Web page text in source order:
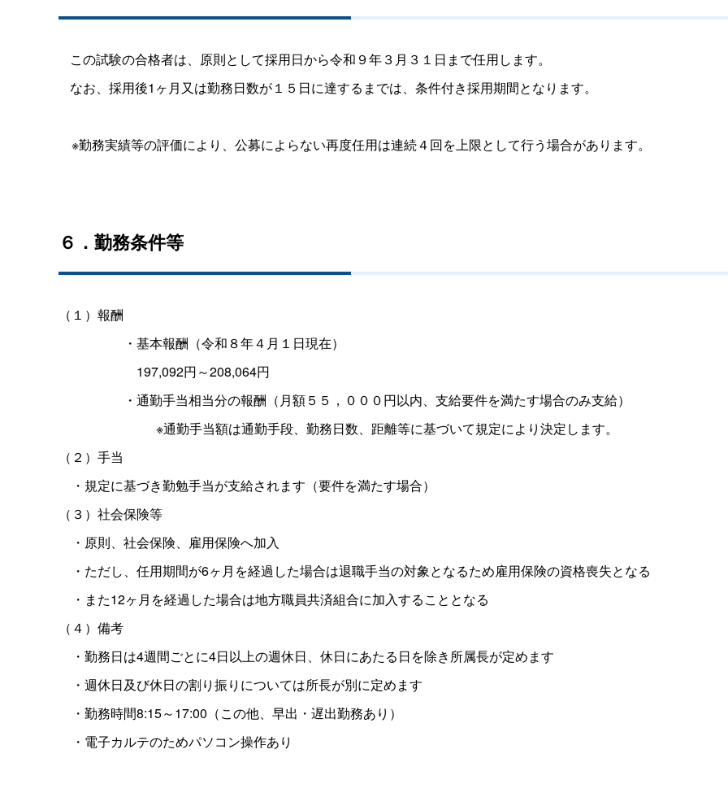
この試験の合格者は、原則として採用日から令和９年３月３１日まで任用します。
なお、採用後1ヶ月又は勤務日数が１５日に達するまでは、条件付き採用期間となります。
※勤務実績等の評価により、公募によらない再度任用は連続４回を上限として行う場合があります。
６．勤務条件等
（１）報酬
・基本報酬（令和８年４月１日現在）
197,092円～208,064円
・通勤手当相当分の報酬（月額５５，０００円以内、支給要件を満たす場合のみ支給）
※通勤手当額は通勤手段、勤務日数、距離等に基づいて規定により決定します。
（２）手当
・規定に基づき勤勉手当が支給されます（要件を満たす場合）
（３）社会保険等
・原則、社会保険、雇用保険へ加入
・ただし、任用期間が6ヶ月を経過した場合は退職手当の対象となるため雇用保険の資格喪失となる
・また12ヶ月を経過した場合は地方職員共済組合に加入することとなる
（４）備考
・勤務日は4週間ごとに4日以上の週休日、休日にあたる日を除き所属長が定めます
・週休日及び休日の割り振りについては所長が別に定めます
・勤務時間8:15～17:00（この他、早出・遅出勤務あり）
・電子カルテのためパソコン操作あり